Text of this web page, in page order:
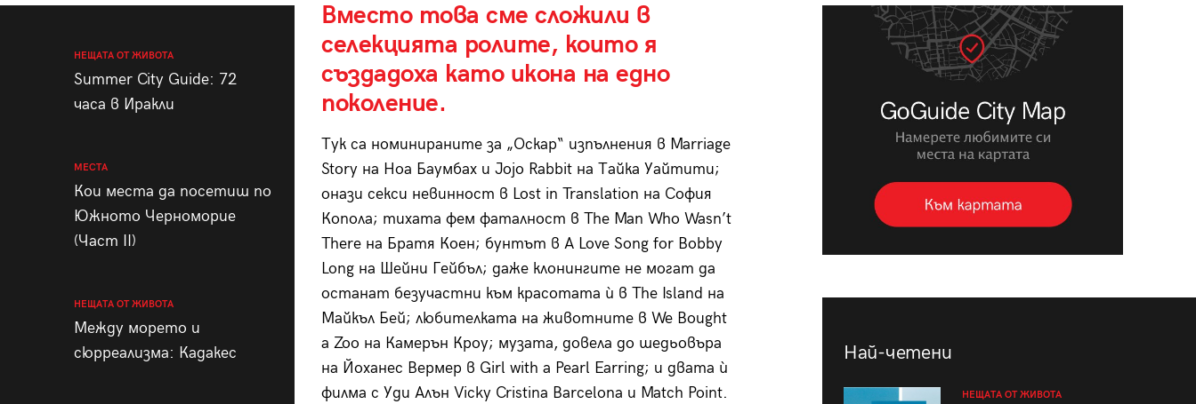
НЕЩАТА ОТ ЖИВОТА
Summer City Guide: 72
часа в Иракли
МЕСТА
Кои места да посетиш по
Южното Черноморие
(Част II)
НЕЩАТА ОТ ЖИВОТА
Между морето и
сюрреализма: Кадакес
Вместо това сме сложили в
селекцията ролите, които я
създадоха като икона на едно
поколение.
Тук са номинираните за „Оскар“ изпълнения в Marriage
Story на Ноа Баумбах и Jojo Rabbit на Тайка Уайтити;
онази секси невинност в Lost in Translation на София
Копола; тихата фем фаталност в The Man Who Wasn’t
There на Братя Коен; бунтът в A Love Song for Bobby
Long на Шейни Гейбъл; даже клонингите не могат да
останат безучастни към красотата ѝ в The Island на
Майкъл Бей; любителката на животните в We Bought
a Zoo на Камерън Кроу; музата, довела до шедьовъра
на Йоханес Вермер в Girl with a Pearl Earring; и двата ѝ
филма с Уди Алън Vicky Cristina Barcelona и Match Point.
Най-четени
НЕЩАТА ОТ ЖИВОТА